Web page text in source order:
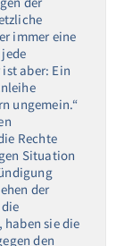
immer eine
aber: Ein
ungemein.“
Rechte
Situation
der
sie die
den